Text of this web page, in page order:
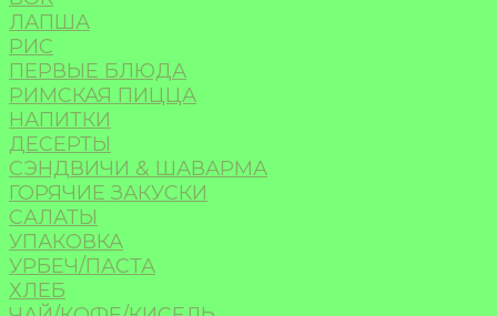
ЛАПША
РИС
ПЕРВЫЕ БЛЮДА
РИМСКАЯ ПИЦЦА
НАПИТКИ
ДЕСЕРТЫ
СЭНДВИЧИ & ШАВАРМА
ГОРЯЧИЕ ЗАКУСКИ
САЛАТЫ
УПАКОВКА
УРБЕЧ/ПАСТА
ХЛЕБ